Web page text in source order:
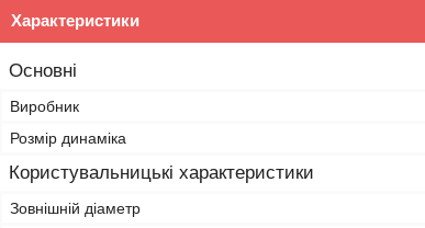
Характеристики
Основні
Виробник
Розмір динаміка
Користувальницькі характеристики
Зовнішній діаметр